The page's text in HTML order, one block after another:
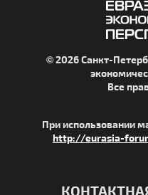
© 2026 Санкт-
Все
При использовании
http://eurasia-